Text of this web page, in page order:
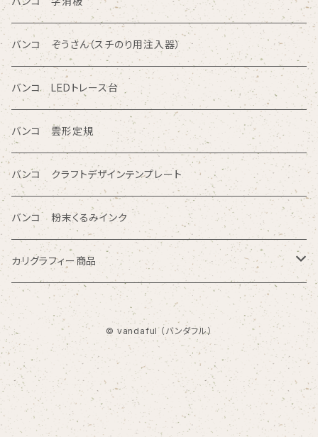
カタカナ入りテンプレート定規
図面レイアウト/ 専門チャート/その他テンプレート定規
商品シリーズ名から検索
SE型
80型
プチプレート型
OCR型 / シンボル型
AC PRO
ユニオン定規 / 美術定規/スーパーユニオン
202型
読み取り定規
ツイン定規
ノートブックテンプレート ルーラースリム
カリグラフィガイドライン定規
オレフィン系樹脂
バンコ ぞうさん（スチのり用注入器）
バンコ LEDトレース台
バンコ 雲形定規
バンコ クラフトデザインテンプレート
バンコ 粉末くるみインク
カリグラフィー商品
マニュスクリプト
ニブ
ホルダー
バンコ ガイドライン定規
© vandaful （バンダフル）